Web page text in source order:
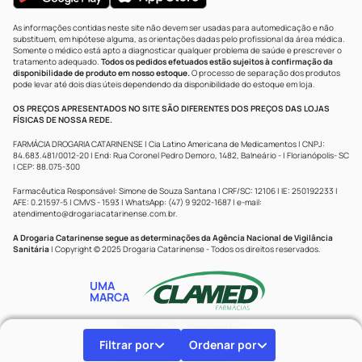
Filtrar por Ordenar por
As informações contidas neste site não devem ser usadas para automedicação e não
substituem, em hipótese alguma, as orientações dadas pelo profissional da área médica.
Somente o médico está apto a diagnosticar qualquer problema de saúde e prescrever o
tratamento adequado. Todos os pedidos efetuados estão sujeitos à confirmação da
disponibilidade de produto em nosso estoque.O processo de separação dos produtos
pode levar até dois dias úteis dependendo da disponibilidade do estoque em loja.
OS PREÇOS APRESENTADOS NO SITE SÃO DIFERENTES DOS PREÇOS DAS LOJAS
FÍSICAS DE NOSSA REDE.
FARMÁCIA DROGARIA CATARINENSE | Cia Latino Americana de Medicamentos | CNPJ:
84.683.481/0012-20 | End: Rua Coronel Pedro Demoro, 1482, Balneário - | Florianópolis- SC
| CEP: 88.075-300
Farmacêutica Responsável: Simone de Souza Santana | CRF/SC: 12106 | IE: 250192233 |
AFE: 0.21597-5 | CMVS - 1593 | WhatsApp: (47) 9 9202-1687 | e-mail:
atendimento@drogariacatarinense.com.br.
A Drogaria Catarinense segue as determinações da Agência Nacional de Vigilância
Sanitária | Copyright © 2025 Drogaria Catarinense - Todos os direitos reservados.
UMA
MARCA
Powered by Developed by